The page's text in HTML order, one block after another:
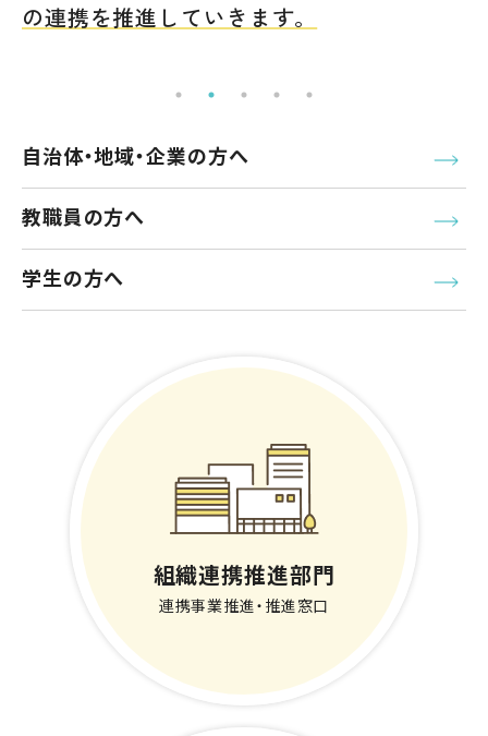
の連携を推進していきます。
自治体・地域・企業の方へ
教職員の方へ
学生の方へ
組織連携推進部門
連携事業推進・推進窓口